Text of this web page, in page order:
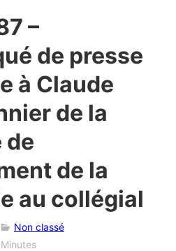
–
de presse
à Claude
de la
de
de la
au collégial
Non classé